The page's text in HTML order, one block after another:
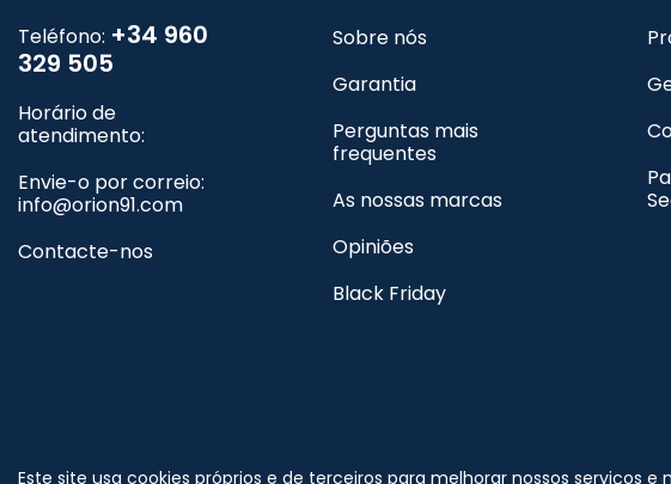
Teléfono: +34 960
329 505
Horário de
atendimento:
Envie-o por correio:
info@orion91.com
Contacte-nos
Sobre nós
Garantia
Perguntas mais
frequentes
As nossas marcas
Opiniões
Black Friday
Este site usa cookies próprios e de terceiros para melhorar nossos serviços e
© Copyright -